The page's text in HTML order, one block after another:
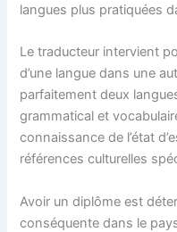
langues plus pratiquées
Le traducteur intervient
d’une langue dans une
parfaitement deux
grammatical et
connaissance de l’état
références culturelles
Avoir un diplôme est
conséquente dans le